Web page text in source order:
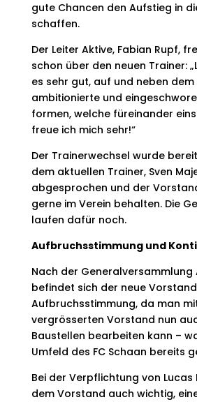
gute Chancen den Aufstieg in
schaffen.
Der Leiter Aktive, Fabian Rupf,
schon über den neuen Trainer:
es sehr gut, auf und neben dem
ambitionierte und
formen, welche füreinander
freue ich mich sehr!“
Der Trainerwechsel wurde
dem aktuellen Trainer, Sven
abgesprochen und der
gerne im Verein behalten. Die
laufen dafür noch.
Aufbruchsstimmung und
Nach der Generalversammlung
befindet sich der neue
Aufbruchsstimmung, da man
vergrösserten Vorstand nun
Baustellen bearbeiten kann –
Umfeld des FC Schaan bereits
Bei der Verpflichtung von Lucas
dem Vorstand auch wichtig,